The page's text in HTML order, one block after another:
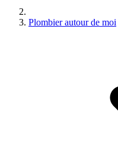
Plombier autour de moi